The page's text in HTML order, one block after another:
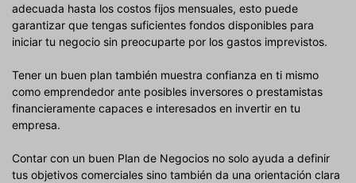
adecuada hasta los costos fijos mensuales, esto puede
garantizar que tengas suficientes fondos disponibles para
iniciar tu negocio sin preocuparte por los gastos imprevistos.
Tener un buen plan también muestra confianza en ti mismo
como emprendedor ante posibles inversores o prestamistas
financieramente capaces e interesados ​​en invertir en tu
empresa.
Contar con un buen Plan de Negocios no solo ayuda a definir
tus objetivos comerciales sino también da una orientación clara